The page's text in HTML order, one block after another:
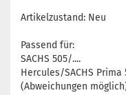
Artikelzustand: Neu
Passend für:
SACHS 505/....
Hercules/SACHS Prima
(Abweichungen